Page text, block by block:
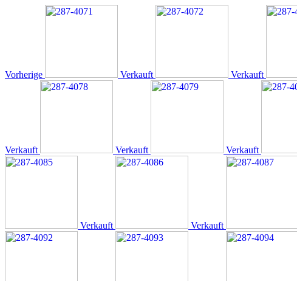
Vorherige Verkauft Verkauft
Verkauft Verkauft Verkauft
Verkauft Verkauft